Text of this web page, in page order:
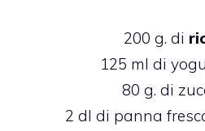
200 g. di
125 ml di
80 g. di
2 dl di panna